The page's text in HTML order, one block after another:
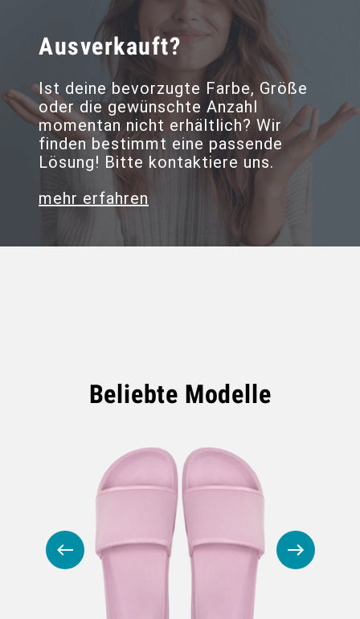
Ausverkauft?
Ist deine bevorzugte Farbe, Größe
oder die gewünschte Anzahl
momentan nicht erhältlich? Wir
finden bestimmt eine passende
Lösung! Bitte kontaktiere uns.
mehr erfahren
Beliebte Modelle